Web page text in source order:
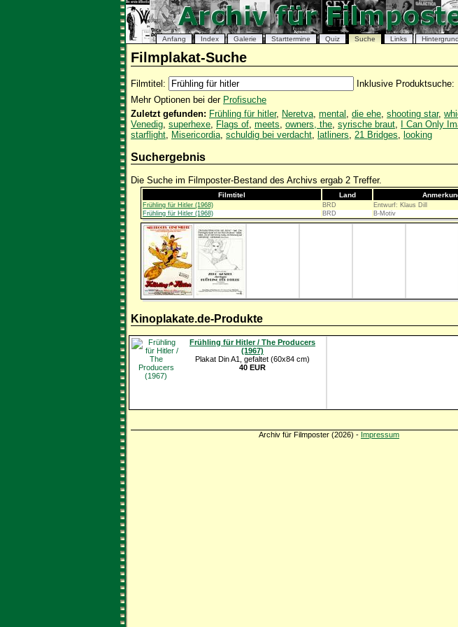
Anfang Index Galerie Starttermine Quiz Suche Links Hintergrund
Filmplakat-Suche
Filmtitel:
Inklusive Produktsuche:
Mehr Optionen bei der Profisuche
Zuletzt gefunden: Frühling für hitler, Neretva, mental , die ehe, shooting star,
Venedig, superhexe, Flags of, meets, owners, the, syrische braut, I Can Only
starflight, Misericordia, schuldig bei verdacht, latliners, 21 Bridges, looking
Suchergebnis
Die Suche im Filmposter-Bestand des Archivs ergab 2 Treffer.
Filmtitel Land
Frühling für Hitler (1968) BRD
Entwurf: Klaus Dill
Frühling für Hitler (1968)
BRD B-Motiv
Kinoplakate.de-Produkte
Frühling für Hitler / The Producers
(1967)
Plakat Din A1, gefaltet (60x84 cm)
40 EUR
Archiv für Filmposter (2026) - Impressum